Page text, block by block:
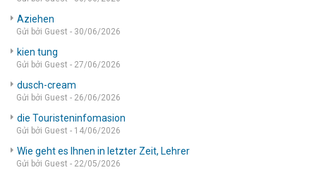
Aziehen
Gửi bởi Guest - 30/06/2026
kien tung
Gửi bởi Guest - 27/06/2026
dusch-cream
Gửi bởi Guest - 26/06/2026
die Touristeninfomasion
Gửi bởi Guest - 14/06/2026
Wie geht es Ihnen in letzter Zeit, Lehrer
Gửi bởi Guest - 22/05/2026